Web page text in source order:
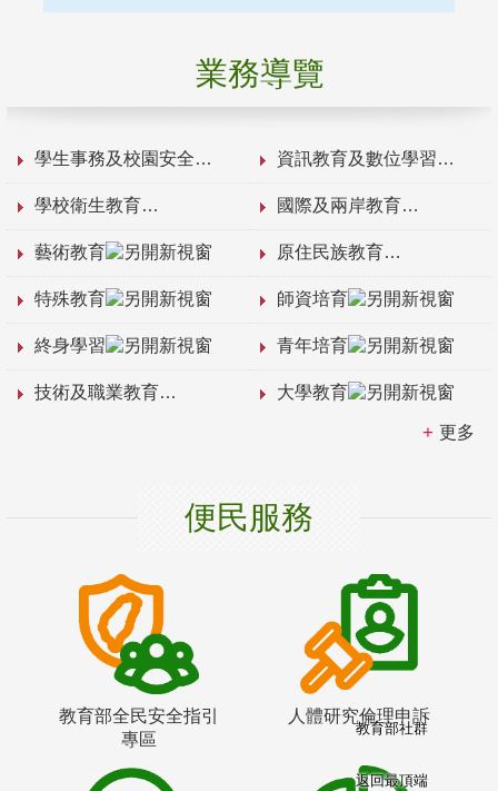
業務導覽
學生事務及校園安全 資訊教育及數位學習
學校衛生教育 國際及兩岸教育
藝術教育 原住民族教育
特殊教育 師資培育
終身學習 青年培育
技術及職業教育 大學教育
更多
便民服務
教育部全民安全指引
專區
人體研究倫理申訴
教育部社群
返回最頂端